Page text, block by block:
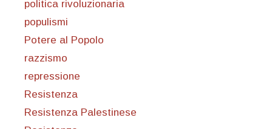
politica rivoluzionaria
populismi
Potere al Popolo
razzismo
repressione
Resistenza
Resistenza Palestinese